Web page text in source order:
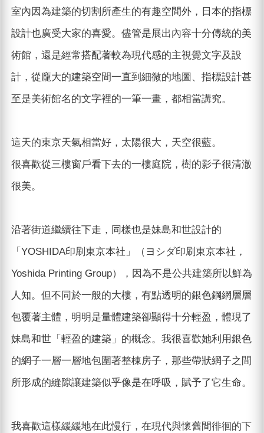
室內因為建築的切割所產生的有趣空間外，日本的指標
設計也廣受大家的喜愛。儘管是展出內容十分傳統的美
術館，還是經常搭配著較為現代感的主視覺文字及設
計，從龐大的建築空間一直到細微的地圖、指標設計甚
至是美術館名的文字裡的一筆一畫，都相當講究。
這天的東京天氣相當好，太陽很大，天空很藍。
很喜歡從三樓窗戶看下去的一樓庭院，樹的影子很清澈
很美。
沿著街道繼續往下走，同樣也是妹島和世設計的
「YOSHIDA印刷東京本社」（ヨシダ印刷東京本社，
Yoshida Printing Group），因為不是公共建築所以鮮為
人知。但不同於一般的大樓，有點透明的銀色鋼網層層
包覆著主體，明明是量體建築卻顯得十分輕盈，體現了
妹島和世「輕盈的建築」的概念。我很喜歡她利用銀色
的網子一層一層地包圍著整棟房子，那些帶狀網子之間
所形成的縫隙讓建築似乎像是在呼吸，賦予了它生命。
我喜歡這樣緩緩地在此慢行，在現代與懷舊間徘徊的下